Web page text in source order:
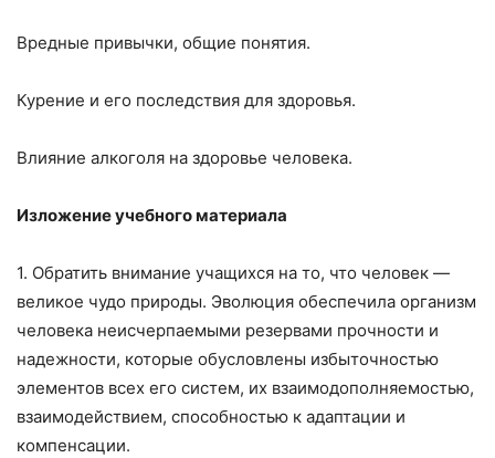
Вредные привычки, общие понятия.
Курение и его последствия для здоровья.
Влияние алкоголя на здоровье человека.
Изложение учебного материала
1. Обратить внимание учащихся на то, что человек —
вели­кое чудо природы. Эволюция обеспечила организм
человека неисчерпаемыми резервами прочности и
надежности, которые обусловлены избыточностью
элементов всех его систем, их взаимодополняемостью,
взаимодействием, способностью к адаптации и
компенсации.